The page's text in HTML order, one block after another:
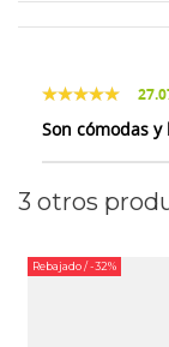
Son cómodas
3 otros
Rebajado/ -32%